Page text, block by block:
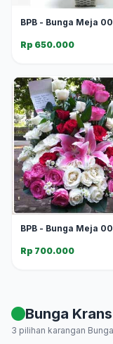
BPB - Bunga Meja
Rp 650.000
BPB - Bunga Meja
Rp 700.000
Bunga
3 pilihan karangan